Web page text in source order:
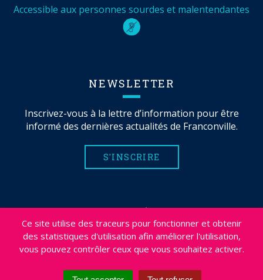
Ce site utilise des traceurs pour fonctionner et obtenir
des statistiques d'utilisation afin améliorer l'utilisation,
vous pouvez contrôler ceux que vous souhaitez activer.
Accessible aux personnes sourdes et malentendantes
NEWSLETTER
Inscrivez-vous à la lettre d’information pour être
informé des dernières actualités de Franconville.
S'INSCRIRE
MENTIONS LÉGALES
PLAN DU SITE
CRÉDITS
PROJETS
DÉSABONNEMENT NEWSLETTER